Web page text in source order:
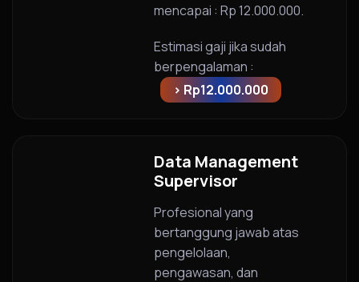
mencapai : Rp 12.000.000.
Estimasi gaji jika sudah
berpengalaman :
> Rp12.000.000
Data Management
Supervisor
Profesional yang
bertanggung jawab atas
pengelolaan,
pengawasan, dan